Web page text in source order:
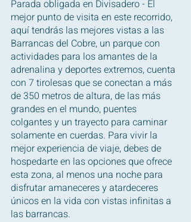
Parada obligada en Divisadero - El
mejor punto de visita en este recorrido,
aquí tendrás las mejores vistas a las
Barrancas del Cobre, un parque con
actividades para los amantes de la
adrenalina y deportes extremos, cuenta
con 7 tirolesas que se conectan a más
de 350 metros de altura, de las más
grandes en el mundo, puentes
colgantes y un trayecto para caminar
solamente en cuerdas. Para vivir la
mejor experiencia de viaje, debes de
hospedarte en las opciones que ofrece
esta zona, al menos una noche para
disfrutar amaneceres y atardeceres
únicos en la vida con vistas infinitas a
las barrancas.